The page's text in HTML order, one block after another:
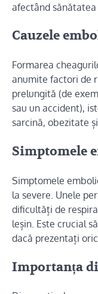
afectând sănătatea
Cauzele
Formarea
anumite factori de
prelungită (de
sau un accident),
sarcină, obezitate
Simptomele
Simptomele
la severe. Unele
dificultăți de
leșin. Este crucial
dacă prezentați
Importanța